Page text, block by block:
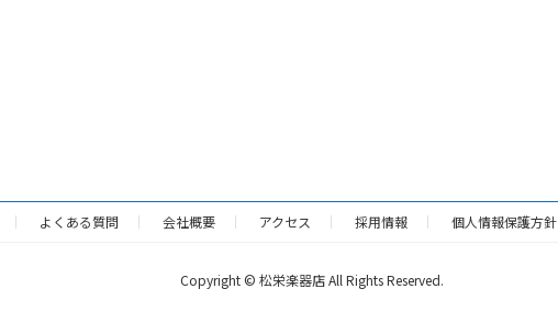
よくある質問 会社概要 アクセス 採用情報 個人情報保護方針
Copyright © 松栄楽器店 All Rights Reserved.